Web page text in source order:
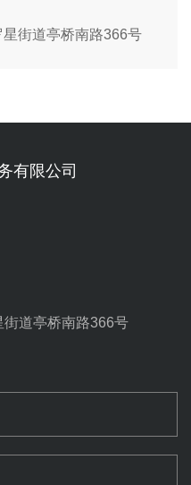
街道亭桥南路366号
有限公司
道亭桥南路366号